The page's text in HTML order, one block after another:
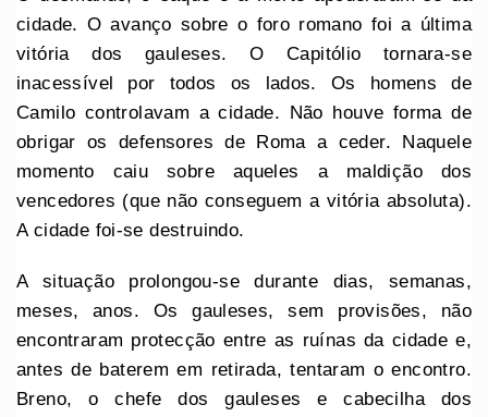
cidade. O avanço sobre o foro romano foi a última
vitória dos gauleses. O Capitólio tornara-se
inacessível por todos os lados. Os homens de
Camilo controlavam a cidade. Não houve forma de
obrigar os defensores de Roma a ceder. Naquele
momento caiu sobre aqueles a maldição dos
vencedores (que não conseguem a vitória absoluta).
A cidade foi-se destruindo.
A situação prolongou-se durante dias, semanas,
meses, anos. Os gauleses, sem provisões, não
encontraram protecção entre as ruínas da cidade e,
antes de baterem em retirada, tentaram o encontro.
Breno, o chefe dos gauleses e cabecilha dos